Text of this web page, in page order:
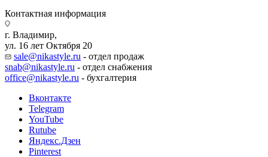
Контактная информация
г. Владимир,
ул. 16 лет Октября 20
sale@nikastyle.ru - отдел продаж
snab@nikastyle.ru - отдел снабжения
office@nikastyle.ru - бухгалтерия
Вконтакте
Telegram
YouTube
Rutube
Яндекс.Дзен
Pinterest